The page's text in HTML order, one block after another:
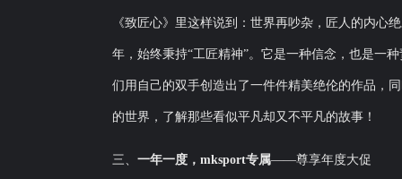
《致匠心》里这样说到：世界再吵杂，匠人的内心
年，始终秉持“工匠精神”。它是一种信念，也是一
们用自己的双手创造出了一件件精美绝伦的作品，
的世界，了解那些看似平凡却又不平凡的故事！
三、 一年一度 ， mksport专属——尊享年度大促